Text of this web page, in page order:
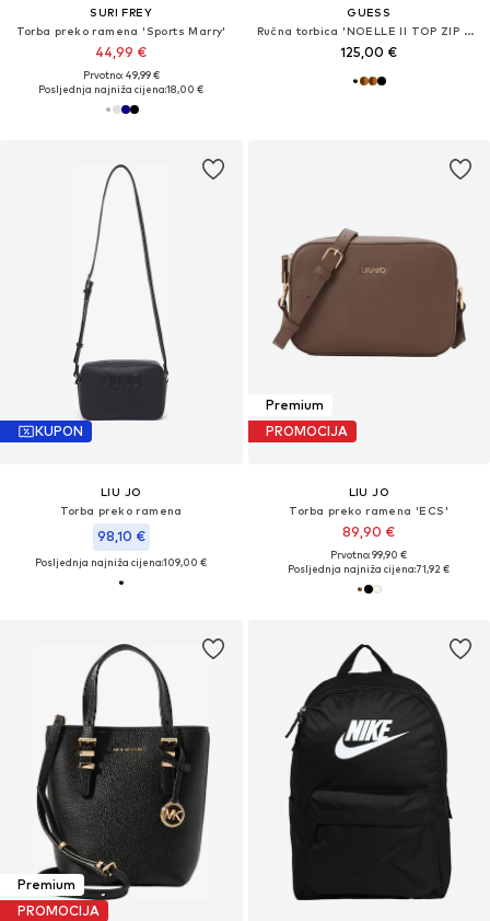
SURI FREY
Torba preko ramena 'Sports Marry'
44,99 €
Prvotno: 49,99 €
Posljednja najniža cijena:18,00 €
GUESS
Ručna torbica 'NOELLE II TOP ZIP SHOULDER BAG'
125,00 €
KUPON
LIU JO
Torba preko ramena
98,10 €
Posljednja najniža cijena:109,00 €
Premium
PROMOCIJA
LIU JO
Torba preko ramena 'ECS'
89,90 €
Prvotno: 99,90 €
Posljednja najniža cijena:71,92 €
Premium
PROMOCIJA